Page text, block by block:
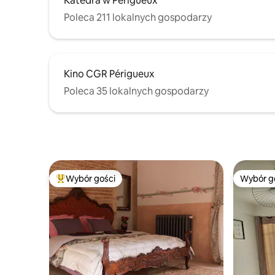
Poleca 211 lokalnych gospodarzy
Kino CGR Périgueux
Poleca 35 lokalnych gospodarzy
Najpopularniejsze z kategorii Wybór gości
Wybór gości Wybór
Wybór